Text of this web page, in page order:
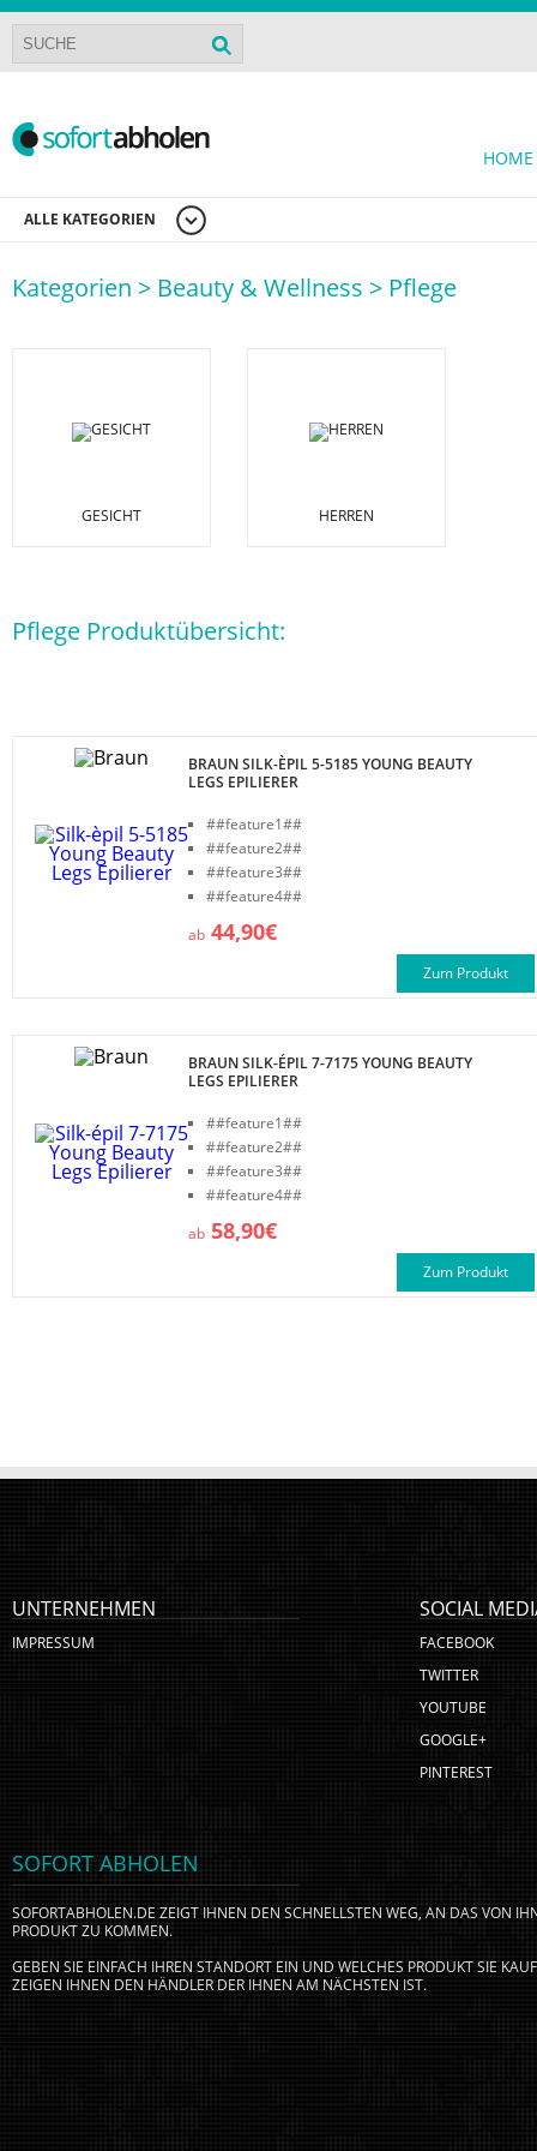
HOME
ALLE KATEGORIEN
Kategorien > Beauty & Wellness > Pflege
GESICHT HERREN
Pflege Produktübersicht:
BRAUN SILK-ÈPIL 5-5185 YOUNG BEAUTY
LEGS EPILIERER
##feature1##
##feature2##
##feature3##
##feature4##
ab 44,90€
Zum Produkt
BRAUN SILK-ÉPIL 7-7175 YOUNG BEAUTY
LEGS EPILIERER
##feature1##
##feature2##
##feature3##
##feature4##
ab 58,90€
Zum Produkt
UNTERNEHMEN
IMPRESSUM
SOCIAL
FACEBOOK
TWITTER
YOUTUBE
GOOGLE+
PINTEREST
SOFORT ABHOLEN
SOFORTABHOLEN.DE ZEIGT IHNEN DEN SCHNELLSTEN WEG, AN DAS VON
PRODUKT ZU KOMMEN.
GEBEN SIE EINFACH IHREN STANDORT EIN UND WELCHES PRODUKT SIE
ZEIGEN IHNEN DEN HÄNDLER DER IHNEN AM NÄCHSTEN IST.